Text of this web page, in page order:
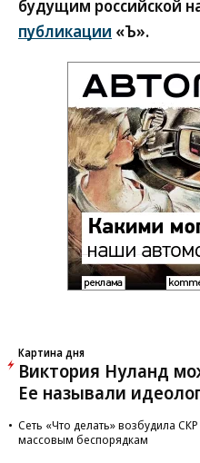
будущим российской
публикации «Ъ».
Картина дня
Виктория Нуланд
Ее называли
Сеть «Что делать» возбудила
массовым беспорядкам